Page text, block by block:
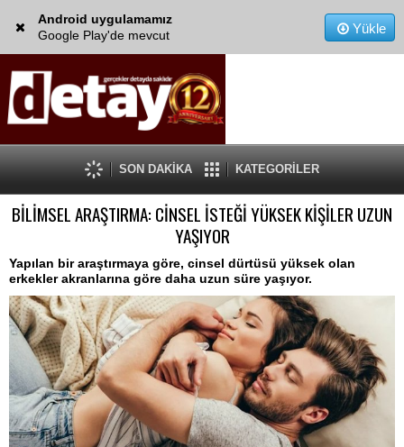
Android uygulamamız
Google Play'de mevcut
Yükle
SON DAKİKA KATEGORİLER
BİLİMSEL ARAŞTIRMA: CİNSEL İSTEĞİ YÜKSEK KİŞİLER UZUN
YAŞIYOR
Yapılan bir araştırmaya göre, cinsel dürtüsü yüksek olan
erkekler akranlarına göre daha uzun süre yaşıyor.